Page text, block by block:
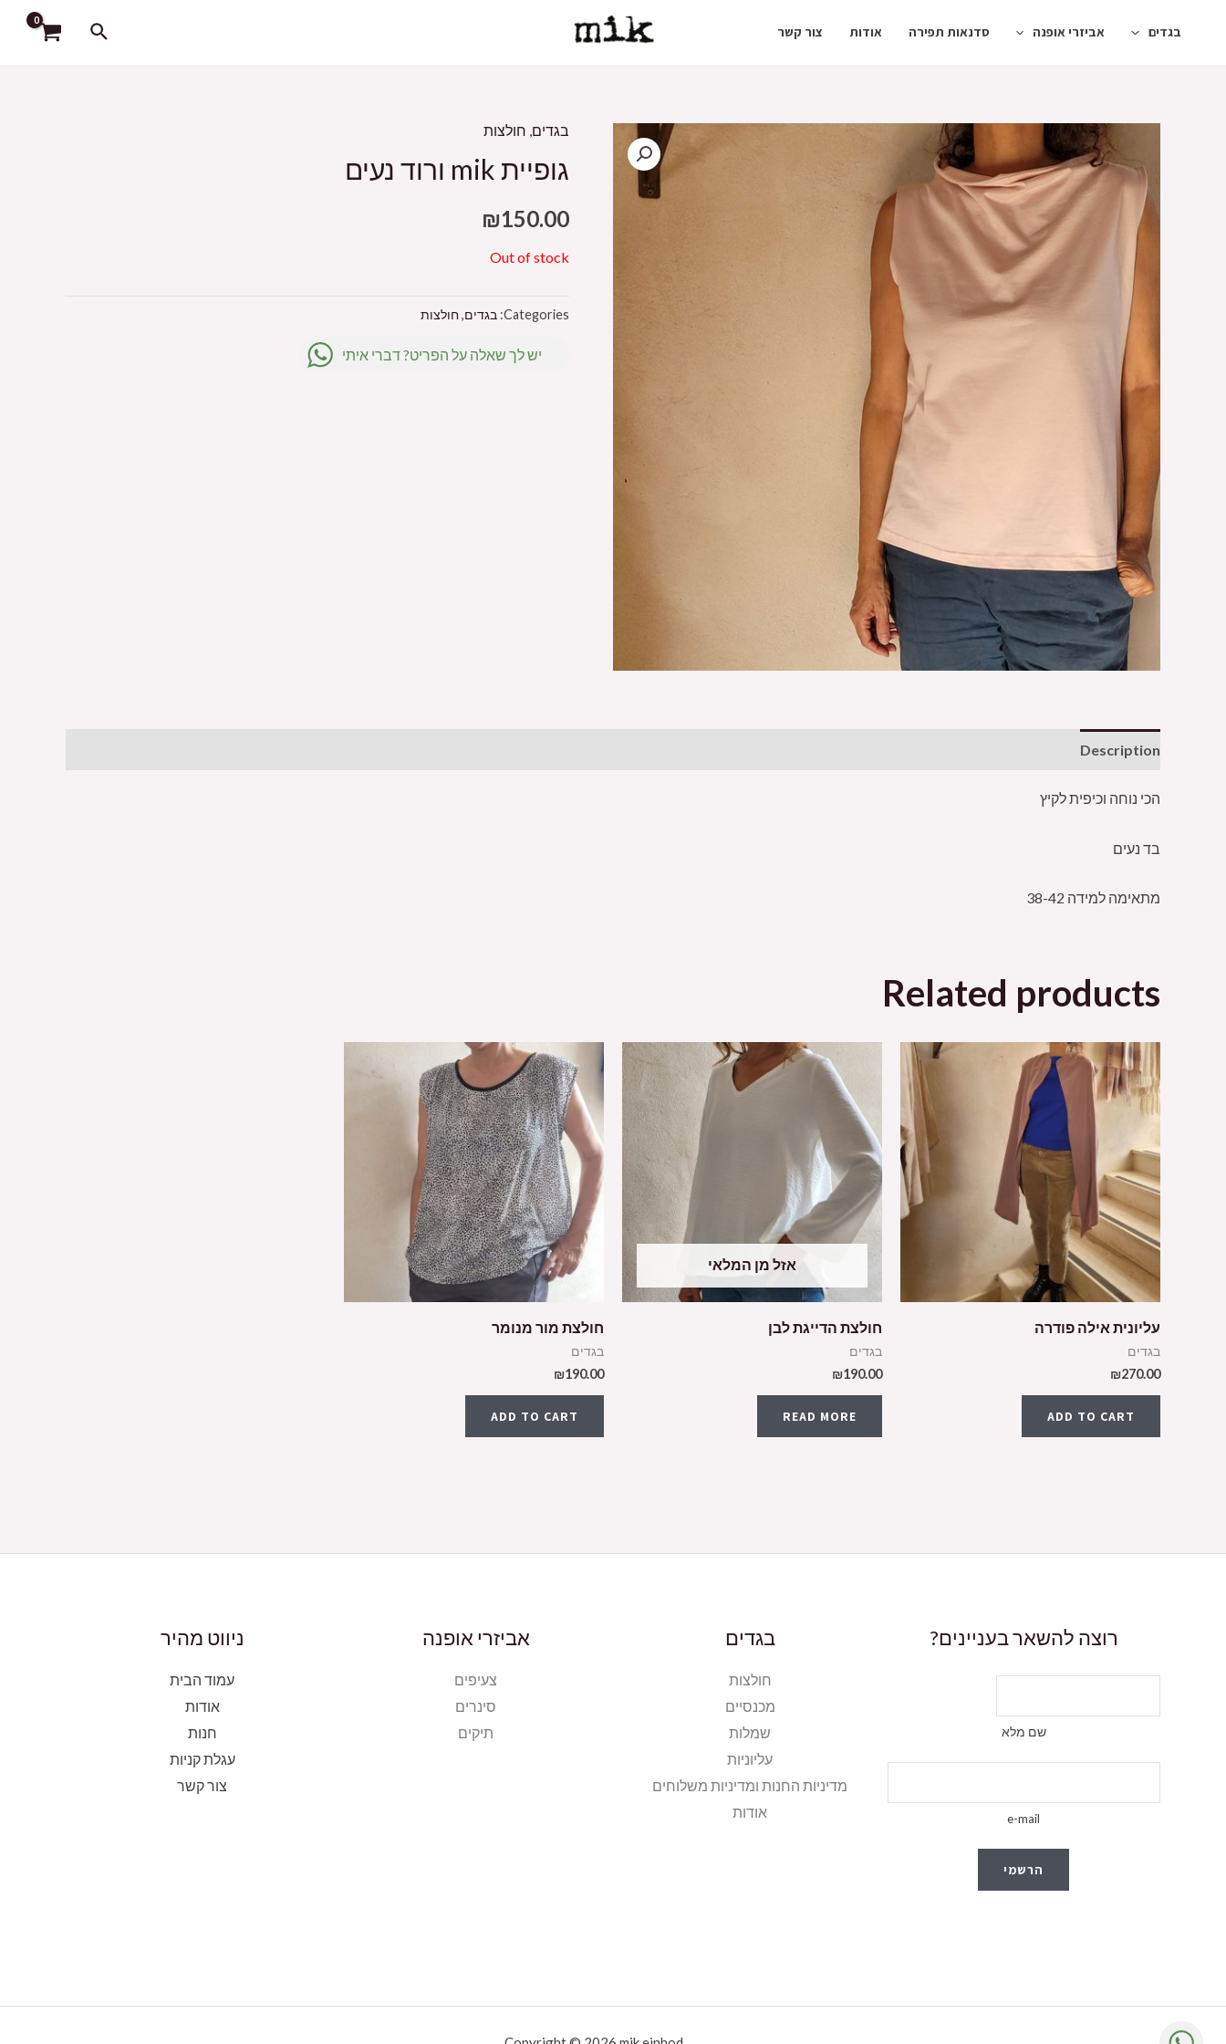
בגדים אביזרי אופנה סדנאות תפירה אודות צור קשר חיפוש
בגדים, חולצות
גופיית mik ורוד נעים
₪150.00
Out of stock
Categories: בגדים, חולצות
יש לך שאלה על הפריט? דברי איתי
Description
הכי נוחה וכיפית לקיץ
בד נעים
מתאימה למידה 38-42
Related products
עליונית אילה פודרה
בגדים
₪270.00
ADD TO CART
אזל מן המלאי
חולצת הדייגת לבן
בגדים
₪190.00
READ MORE
חולצת מור מנומר
בגדים
₪190.00
ADD TO CART
רוצה להשאר בעניינים?
שם מלא
e-mail
הרשמי
בגדים
חולצות
מכנסיים
שמלות
עליוניות
מדיניות החנות ומדיניות משלוחים
אודות
אביזרי אופנה
צעיפים
סינרים
תיקים
ניווט מהיר
עמוד הבית
אודות
חנות
עגלת קניות
צור קשר